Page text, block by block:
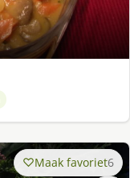
Maak favoriet6